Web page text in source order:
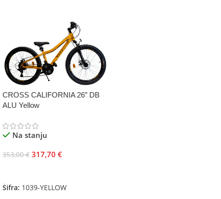
CROSS CALIFORNIA 26″ DB
ALU Yellow
Na stanju
353,00€ 317,70 €
Šifra: 1039-YELLOW